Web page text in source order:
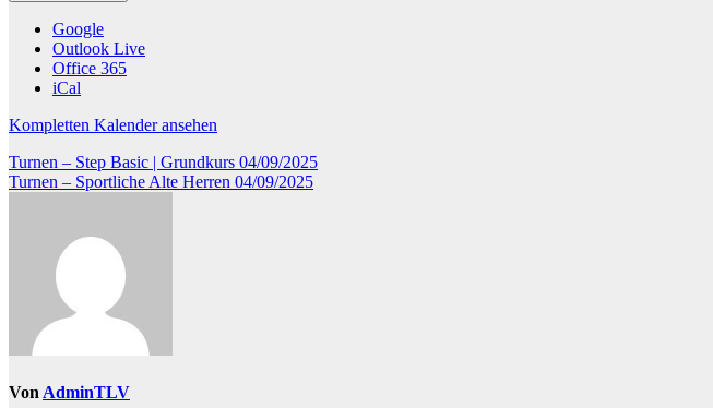
Google
Outlook Live
Office 365
iCal
Kompletten Kalender ansehen
Beitragsnavigation
Turnen – Step Basic | Grundkurs 04/09/2025
Turnen – Sportliche Alte Herren 04/09/2025
Von AdminTLV